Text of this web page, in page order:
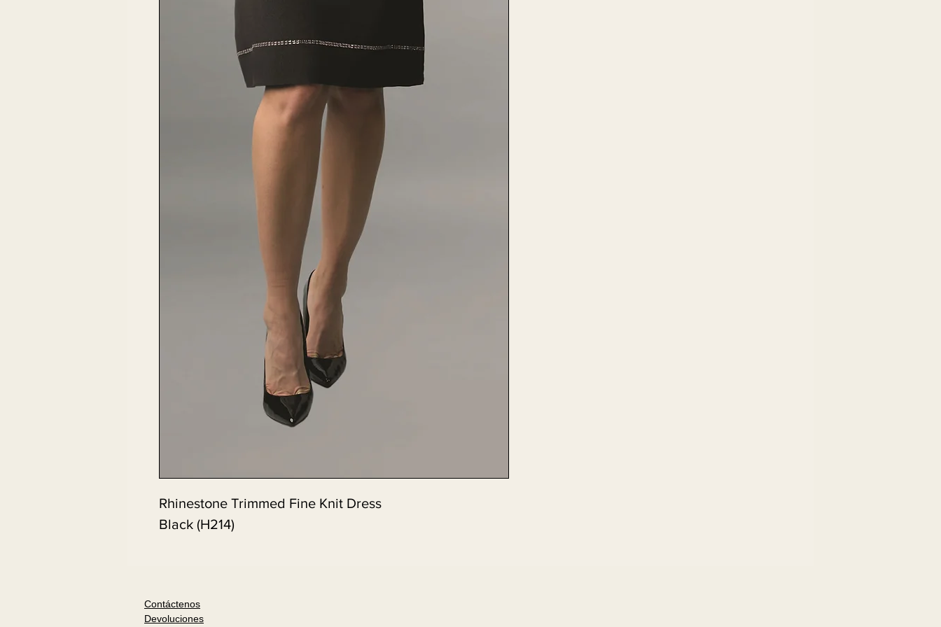
Rhinestone Trimmed Fine Knit Dress
Black (H214)
Contáctenos
Devoluciones